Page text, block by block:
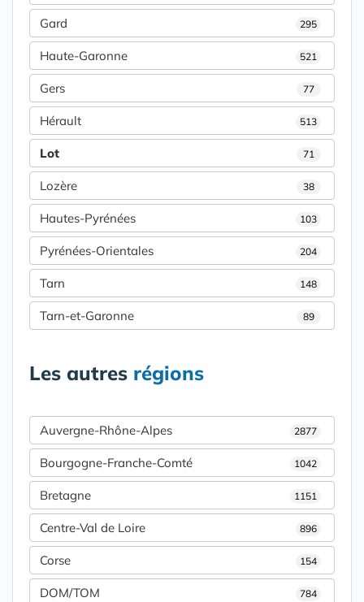
Gard 295
Haute-Garonne 521
Gers 77
Hérault 513
Lot 71
Lozère 38
Hautes-Pyrénées 103
Pyrénées-Orientales 204
Tarn 148
Tarn-et-Garonne 89
Les autres régions
Auvergne-Rhône-Alpes 2877
Bourgogne-Franche-Comté 1042
Bretagne 1151
Centre-Val de Loire 896
Corse 154
DOM/TOM 784